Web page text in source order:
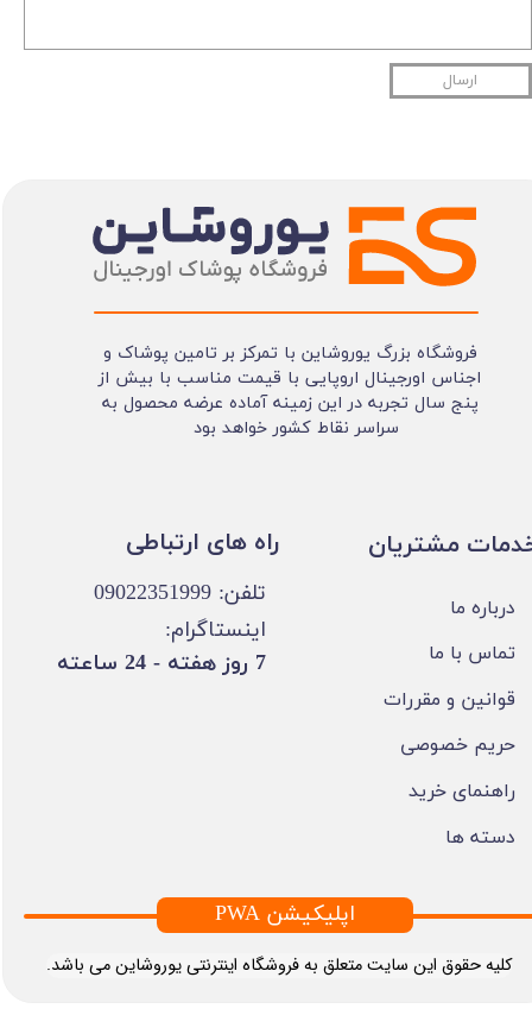
ارسال
فروشگاه بزرگ یوروشاین با تمرکز بر تامین پوشاک و
اجناس اورجینال اروپایی با قیمت مناسب با بیش از
پنج سال تجربه در این زمینه آماده عرضه محصول به
سراسر نقاط کشور خواهد بود
​کلیه حقوق این سایت متعلق به فروشگاه اینترنتی یوروشاین می باشد.
مشتریان
درباره ما
تماس با ما
قوانین و مقررات
حریم خصوصی
راهنمای خرید
دسته ها
تلفن: 09022351999
اینستاگرام:
​7 روز هفته - 24 ساعته ​​​​​​​
PWA اپلیکیشن
​​راه های ارتباطی